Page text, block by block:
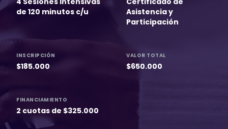
de 120 minutos c/u
Asistencia y
Participación
INSCRIPCIÓN
$185.000
VALOR TOTAL
$650.000
FINANCIAMIENTO
2 cuotas de $325.000